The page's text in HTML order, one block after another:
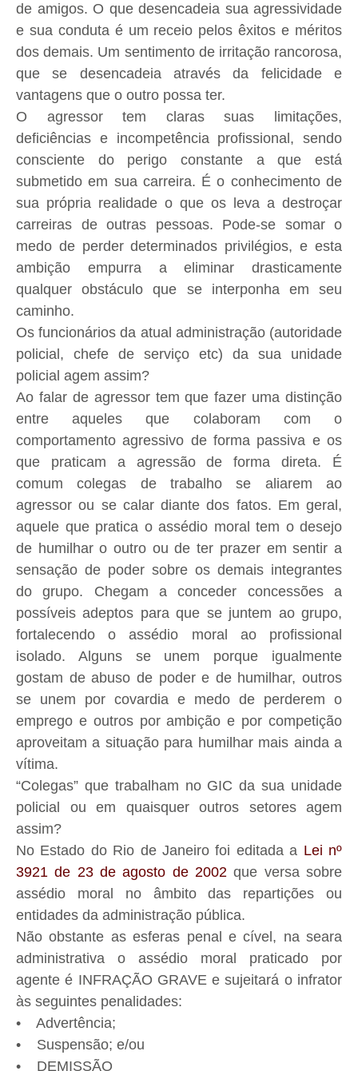
de amigos. O que desencadeia sua agressividade
e sua conduta é um receio pelos êxitos e méritos
dos demais. Um sentimento de irritação rancorosa,
que se desencadeia através da felicidade e
vantagens que o outro possa ter.
O agressor tem claras suas limitações,
deficiências e incompetência profissional, sendo
consciente do perigo constante a que está
submetido em sua carreira. É o conhecimento de
sua própria realidade o que os leva a destroçar
carreiras de outras pessoas. Pode-se somar o
medo de perder determinados privilégios, e esta
ambição empurra a eliminar drasticamente
qualquer obstáculo que se interponha em seu
caminho.
Os funcionários da atual administração (autoridade
policial, chefe de serviço etc) da sua unidade
policial agem assim?
Ao falar de agressor tem que fazer uma distinção
entre aqueles que colaboram com o
comportamento agressivo de forma passiva e os
que praticam a agressão de forma direta. É
comum colegas de trabalho se aliarem ao
agressor ou se calar diante dos fatos. Em geral,
aquele que pratica o assédio moral tem o desejo
de humilhar o outro ou de ter prazer em sentir a
sensação de poder sobre os demais integrantes
do grupo. Chegam a conceder concessões a
possíveis adeptos para que se juntem ao grupo,
fortalecendo o assédio moral ao profissional
isolado. Alguns se unem porque igualmente
gostam de abuso de poder e de humilhar, outros
se unem por covardia e medo de perderem o
emprego e outros por ambição e por competição
aproveitam a situação para humilhar mais ainda a
vítima.
“Colegas” que trabalham no GIC da sua unidade
policial ou em quaisquer outros setores agem
assim?
No Estado do Rio de Janeiro foi editada a Lei nº
3921 de 23 de agosto de 2002 que versa sobre
assédio moral no âmbito das repartições ou
entidades da administração pública.
Não obstante as esferas penal e cível, na seara
administrativa o assédio moral praticado por
agente é INFRAÇÃO GRAVE e sujeitará o infrator
às seguintes penalidades:
• Advertência;
• Suspensão; e/ou
• DEMISSÃO